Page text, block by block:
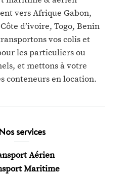
vers Afrique Gabon,
d’ivoire, Togo, Benin
vos colis et
les particuliers ou
et mettons à votre
conteneurs en location.
Nos services
Aérien
Maritime